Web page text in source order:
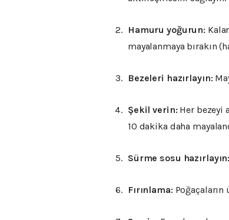
Hamuruyoğurun:
mayalanmaya bırakın (
Bezeleri hazırlayın:
Şekilverin: Her bezeyi
10 dakika daha
Sürme sosu hazırlayın:
Fırınlama: Poğaçaların